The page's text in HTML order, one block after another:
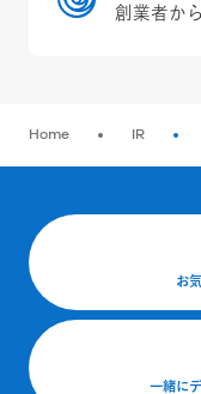
創業者か
Home IR
お
一緒に